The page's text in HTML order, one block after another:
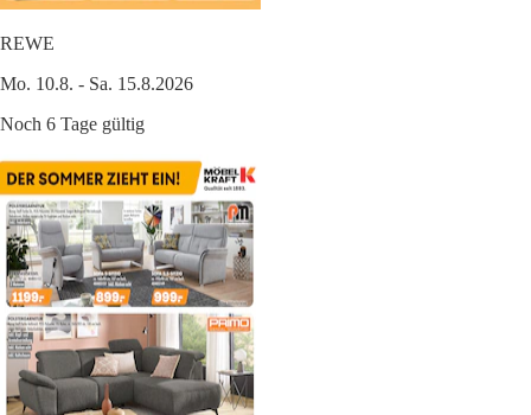
REWE
Mo. 10.8. - Sa. 15.8.2026
Noch 6 Tage gültig